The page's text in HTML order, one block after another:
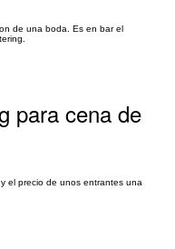
de una boda. Es en bar el
para cena de
el precio de unos entrantes una